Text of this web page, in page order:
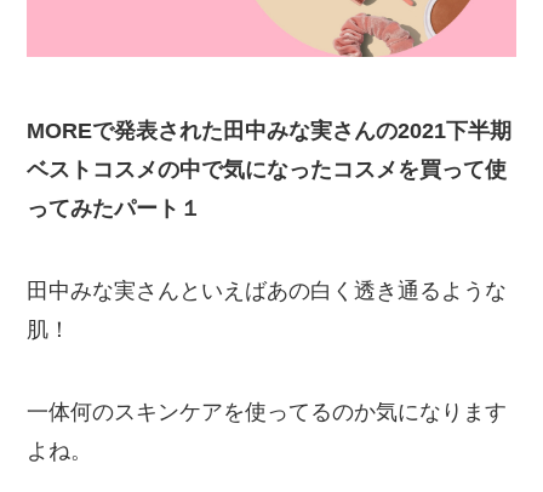
MOREで発表された田中みな実さんの2021下半期
ベストコスメの中で気になったコスメを買って使
ってみたパート１
田中みな実さんといえばあの白く透き通るような
肌！
一体何のスキンケアを使ってるのか気になります
よね。